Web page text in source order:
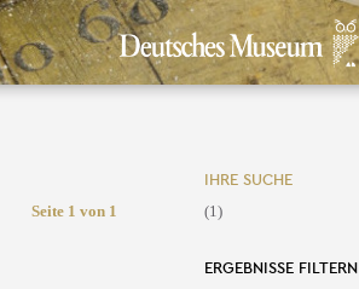
Seite 1 von 1
IHRE SUCHE
(1)
ERGEBNISSE FILTERN